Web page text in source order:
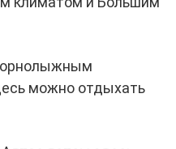
можно отдыхать